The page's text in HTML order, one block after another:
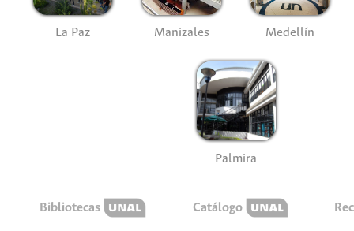
La Paz Manizales Medellín
Palmira
Bibliotecas Catálogo